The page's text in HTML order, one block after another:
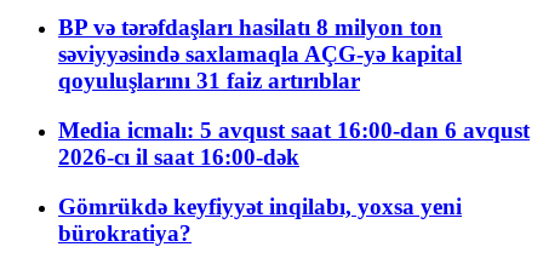
BP və tərəfdaşları hasilatı 8 milyon ton
səviyyəsində saxlamaqla AÇG-yə kapital
qoyuluşlarını 31 faiz artırıblar
Media icmalı: 5 avqust saat 16:00-dan 6 avqust
2026-cı il saat 16:00-dək
Gömrükdə keyfiyyət inqilabı, yoxsa yeni
bürokratiya?